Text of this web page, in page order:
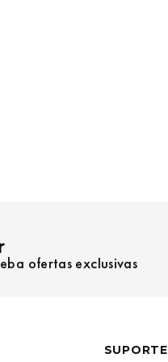
ofertas exclusivas
SUPORTE